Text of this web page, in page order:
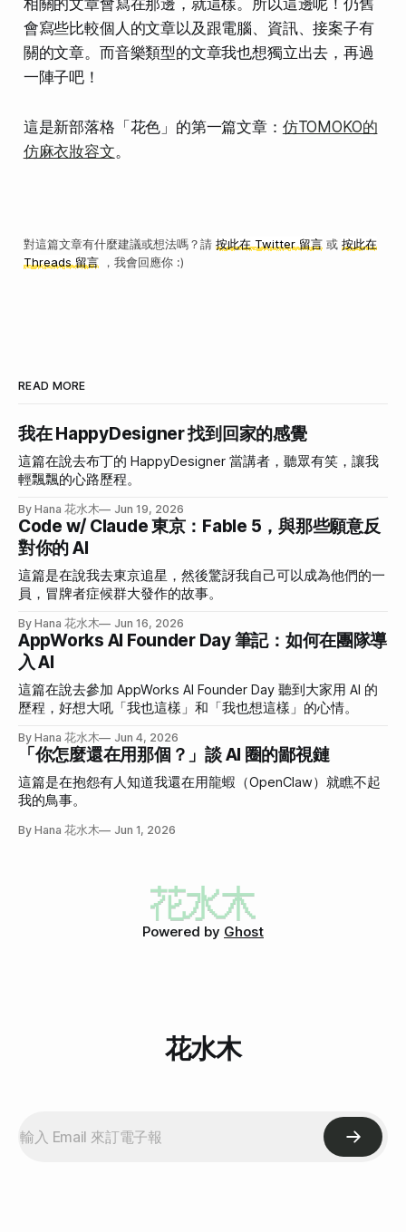
會寫些比較個人的文章以及跟電腦、資訊、接案子有
關的文章。而音樂類型的文章我也想獨立出去，再過
一陣子吧！
這是新部落格「花色」的第一篇文章： 仿TOMOKO的
仿麻衣妝容文。
對這篇文章有什麼建議或想法嗎？請 按此在 Twitter 留言或 按此在
Threads 留言，我會回應你 :)
READ MORE
我在 HappyDesigner 找到回家的感覺
這篇在說去布丁的 HappyDesigner 當講者，聽眾有笑，讓我
輕飄飄的心路歷程。
By Hana 花水木 Jun 19, 2026
Code w/ Claude 東京：Fable 5，與那些願意反
對你的 AI
這篇是在說我去東京追星，然後驚訝我自己可以成為他們的一
員，冒牌者症候群大發作的故事。
By Hana 花水木 Jun 16, 2026
AppWorks AI Founder Day 筆記：如何在團隊導
入 AI
這篇在說去參加 AppWorks AI Founder Day 聽到大家用 AI 的
歷程，好想大吼「我也這樣」和「我也想這樣」的心情。
By Hana 花水木 Jun 4, 2026
「你怎麼還在用那個？」談 AI 圈的鄙視鏈
這篇是在抱怨有人知道我還在用龍蝦（OpenClaw）就瞧不起
我的鳥事。
By Hana 花水木 Jun 1, 2026
Powered by Ghost
花水木